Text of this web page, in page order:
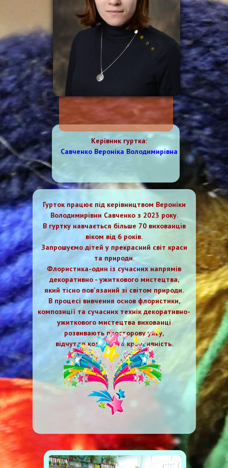
Гурток працює під керівництвом Вероніки
Володимирівни Савченко з 2023 року.
В гуртку навчається більше 70 вихованців
віком від 6 років.
Запрошуємо дітей у прекрасний світ краси
та природи.
Флористика-один із сучасних напрямів
декоративно - ужиткового мистецтва,
який тісно пов'язаний зі світом природи.
В процесі вивчення основ флористики,
композиції та сучасних технік декоративно-
ужиткового мистецтва вихованці
розвивають просторову уяву,
відчуття кольору та креативність.
Керівник гуртка:
Савченко Вероніка Володимирівна